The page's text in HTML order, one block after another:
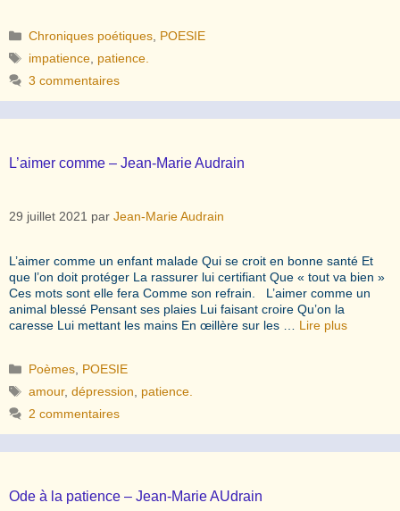
Catégories
Chroniques poétiques POESIE
Étiquettes
impatience patience.
3 commentaires
L’aimer comme – Jean-Marie Audrain
29 juillet 2021 par Jean-Marie Audrain
L’aimer comme un enfant malade Qui se croit en bonne santé Et
que l’on doit protéger La rassurer lui certifiant Que « tout va bien »
Ces mots sont elle fera Comme son refrain. L’aimer comme un
animal blessé Pensant ses plaies Lui faisant croire Qu’on la
caresse Lui mettant les mains En œillère sur les … Lire plus
Catégories
Poèmes POESIE
Étiquettes
amour,dépression
patience.
2 commentaires
Ode à la patience – Jean-Marie AUdrain